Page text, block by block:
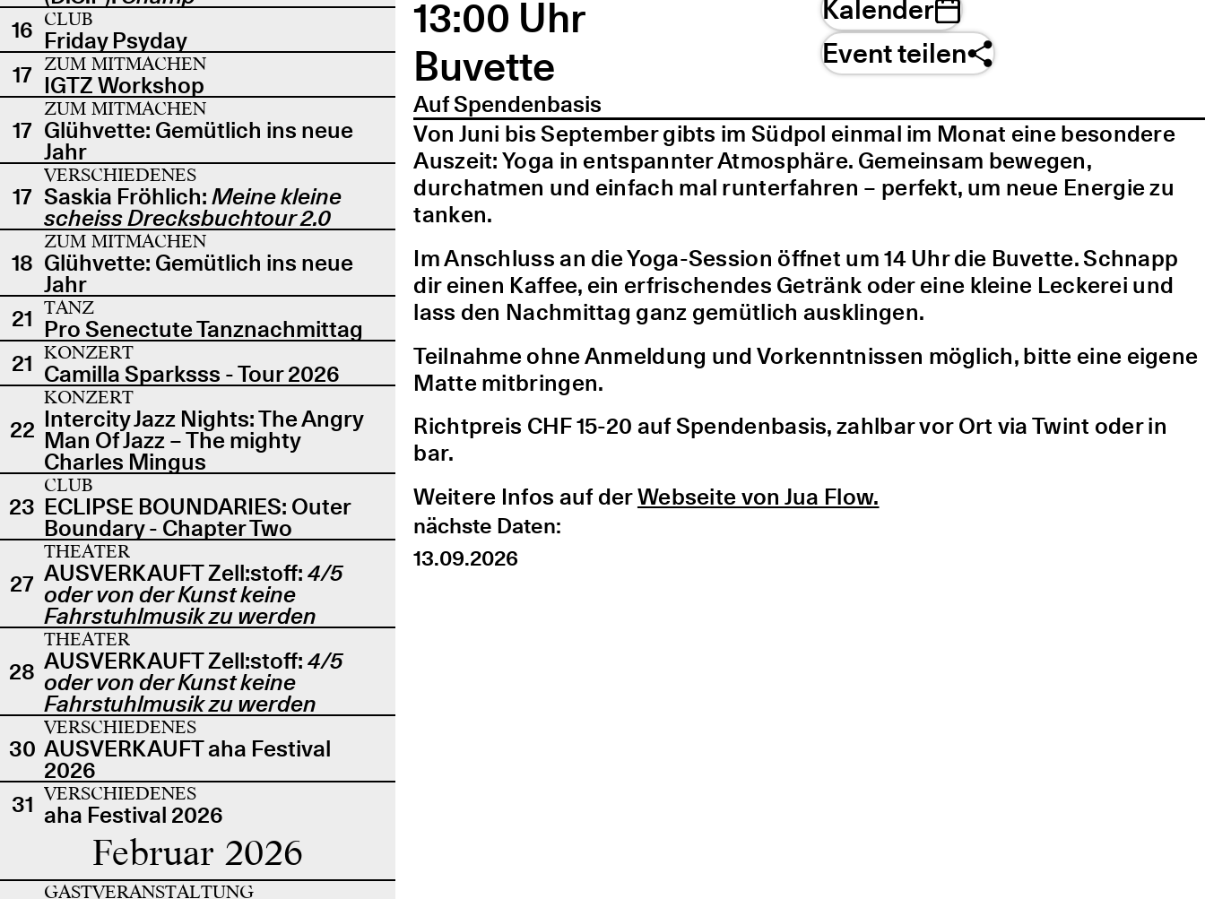
16 CLUB
Friday Psyday
17 ZUM MITMACHEN
IGTZ Workshop
17
ZUM MITMACHEN
Glühvette: Gemütlich ins neue
Jahr
17
VERSCHIEDENES
Saskia Fröhlich: Meine kleine
scheiss Drecksbuchtour 2.0
18
ZUM MITMACHEN
Glühvette: Gemütlich ins neue
Jahr
21 TANZ
Pro Senectute Tanznachmittag
21 KONZERT
Camilla Sparksss - Tour 2026
22
KONZERT
Intercity Jazz Nights: The Angry
Man Of Jazz – The mighty
Charles Mingus
23
CLUB
ECLIPSE BOUNDARIES: Outer
Boundary - Chapter Two
27
THEATER
AUSVERKAUFT Zell:stoff: 4/5
oder von der Kunst keine
Fahrstuhlmusik zu werden
28
THEATER
AUSVERKAUFT Zell:stoff: 4/5
oder von der Kunst keine
Fahrstuhlmusik zu werden
30
VERSCHIEDENES
AUSVERKAUFT aha Festival
2026
31 VERSCHIEDENES
aha Festival 2026
Februar 2026
GASTVERANSTALTUNG
13:00 Uhr
Buvette
Auf Spendenbasis
Kalender
Event teilen
Von Juni bis September gibts im Südpol einmal im Monat eine besondere
Auszeit: Yoga in entspannter Atmosphäre. Gemeinsam bewegen,
durchatmen und einfach mal runterfahren – perfekt, um neue Energie zu
tanken.
Im Anschluss an die Yoga-Session öffnet um 14 Uhr die Buvette. Schnapp
dir einen Kaffee, ein erfrischendes Getränk oder eine kleine Leckerei und
lass den Nachmittag ganz gemütlich ausklingen.
Teilnahme ohne Anmeldung und Vorkenntnissen möglich, bitte eine eigene
Matte mitbringen.
Richtpreis CHF 15-20 auf Spendenbasis, zahlbar vor Ort via Twint oder in
bar.
Weitere Infos auf derWebseite von Jua Flow.
nächste Daten:
13.09.2026